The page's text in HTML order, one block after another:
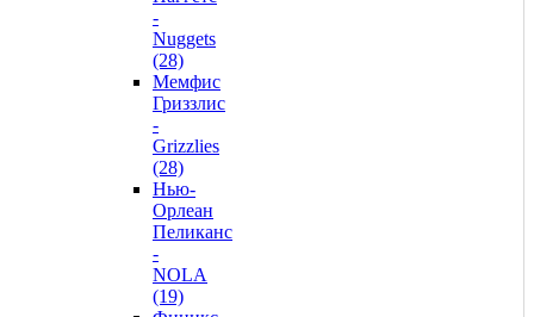
-
Nuggets
(28)
Мемфис
Гриззлис
-
Grizzlies
(28)
Нью-
Орлеан
Пеликанс
-
NOLA
(19)